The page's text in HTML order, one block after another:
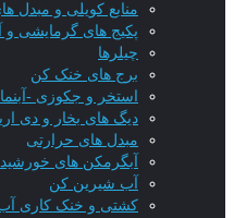
منابع کویلی و مبدل
پکیج های گرمایشی و
چیلرها
برج های خنک کن
استخر و جکوزی -آبنما
دیگ های بخار و دی
مبدل های حرارتی
آبگرمکن های
آب شیرین کن
کشتی و خنک کاری آب